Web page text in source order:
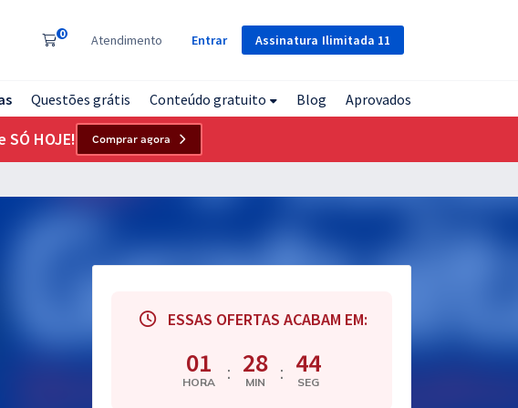
Assinatura Ilimitada 11
0 Atendimento Entrar
Questões grátis Conteúdo gratuito Blog Aprovados
HOJE! Comprar agora
ESSAS OFERTAS ACABAM EM:
01
HORA : 28
MIN : 43
SEG